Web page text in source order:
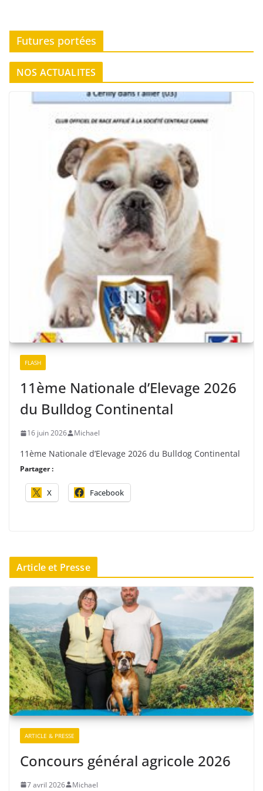
Futures portées
NOS ACTUALITES
FLASH
11ème Nationale d’Elevage 2026
du Bulldog Continental
16 juin 2026 Michael
11ème Nationale d’Elevage 2026 du Bulldog Continental
Partager :
X Facebook
Article et Presse
ARTICLE & PRESSE
Concours général agricole 2026
7 avril 2026 Michael